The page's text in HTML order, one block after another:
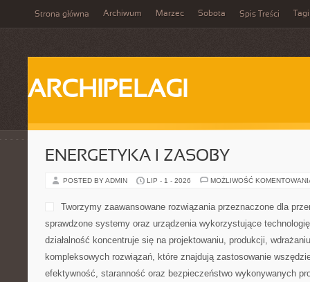
Strona główna Archiwum Marzec Sobota Spis Treści Tagi
ARCHIPELAGI
ENERGETYKA I ZASOBY
POSTED BY ADMIN LIP - 1 - 2026 MOŻLIWOŚĆ
Tworzymy zaawansowane rozwiązania przeznaczone dla
sprawdzone systemy oraz urządzenia wykorzystujące
działalność koncentruje się na projektowaniu, produkcji,
kompleksowych rozwiązań, które znajdują zastosowanie
efektywność, staranność oraz bezpieczeństwo wykonywanych